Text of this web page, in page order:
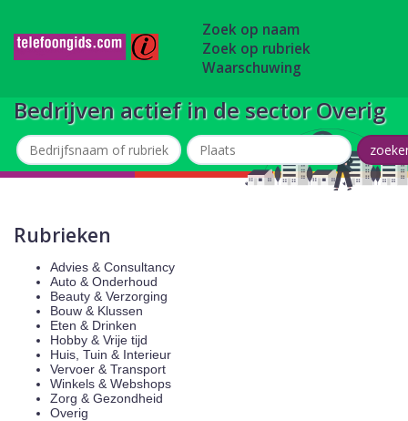
Zoek op naam
Zoek op rubriek
Waarschuwing
Bedrijven actief in de sector Overig
Rubrieken
Advies & Consultancy
Auto & Onderhoud
Beauty & Verzorging
Bouw & Klussen
Eten & Drinken
Hobby & Vrije tijd
Huis, Tuin & Interieur
Vervoer & Transport
Winkels & Webshops
Zorg & Gezondheid
Overig